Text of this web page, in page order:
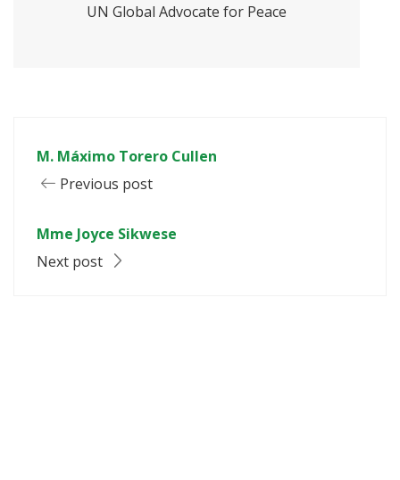
UN Global Advocate for Peace
M. Máximo Torero Cullen
Previous post
Mme Joyce Sikwese
Next post